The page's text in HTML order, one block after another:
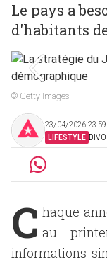
Le pays a
d'habitants
© Getty Images
23/04/2026 23:59
LIFESTYLE
C haque
au
informations